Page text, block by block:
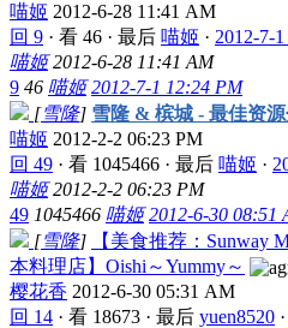
喵姬 2012-6-28 11:41 AM
回 9 · 看 46 · 最后 喵姬 · 2012-7-
喵姬 2012-6-28 11:41 AM
9 46 喵姬 2012-7-1 12:24 PM
[雪隆] 雪隆 & 槟城 - 最佳资
喵姬 2012-2-2 06:23 PM
回 49 · 看 1045466 · 最后 喵姬 ·
喵姬 2012-2-2 06:23 PM
49 1045466 喵姬 2012-6-30 08:51
[雪隆]
【美食推荐：Sunway
本料理店】Oishi～Yummy～
樱花香 2012-6-30 05:31 AM
回 14 · 看 18673 · 最后 yuen8520 ·